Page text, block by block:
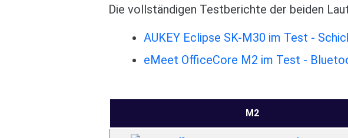
Die vollständigen Testberichte der beiden
AUKEY Eclipse SK-M30 im Test -
eMeet OfficeCore M2 im Test -
M2